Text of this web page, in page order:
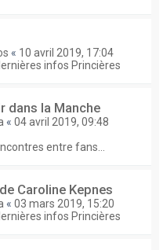
« 10 avril 2019, 17:04
infos Princières
dans la Manche
« 04 avril 2019, 09:48
entre fans...
Caroline Kepnes
« 03 mars 2019, 15:20
infos Princières